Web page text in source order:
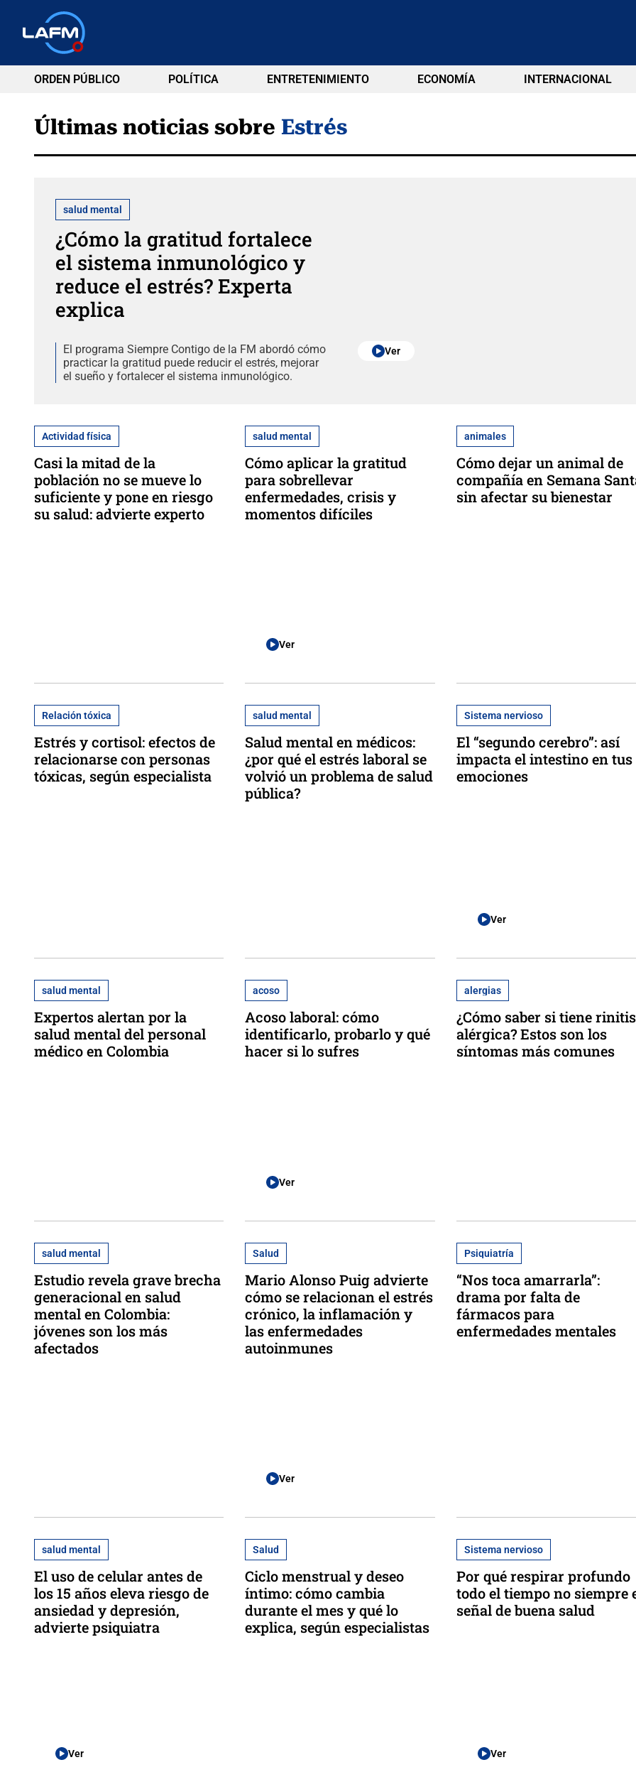
ORDEN PÚBLICO POLÍTICA ENTRETENIMIENTO ECONOMÍA INTERNACIONAL
Últimas noticias sobre Estrés
salud mental
¿Cómo la gratitud fortalece
el sistema inmunológico y
reduce el estrés? Experta
explica
El programa Siempre Contigo de la FM abordó cómo
practicar la gratitud puede reducir el estrés, mejorar
el sueño y fortalecer el sistema inmunológico.
Ver
Actividad física
Casi la mitad de la
población no se mueve lo
suficiente y pone en riesgo
su salud: advierte experto
salud mental
Cómo aplicar la gratitud
para sobrellevar
enfermedades, crisis y
momentos difíciles
Ver
animales
Cómo dejar un animal de
compañía en Semana
sin afectar su bienestar
Relación tóxica
Estrés y cortisol: efectos de
relacionarse con personas
tóxicas, según especialista
salud mental
Salud mental en médicos:
¿por qué el estrés laboral se
volvió un problema de salud
pública?
Sistema nervioso
El “segundo cerebro”: así
impacta el intestino en tus
emociones
Ver
salud mental
Expertos alertan por la
salud mental del personal
médico en Colombia
acoso
Acoso laboral: cómo
identificarlo, probarlo y qué
hacer si lo sufres
Ver
alergias
¿Cómo saber si tiene rinitis
alérgica? Estos son los
síntomas más comunes
salud mental
Estudio revela grave brecha
generacional en salud
mental en Colombia:
jóvenes son los más
afectados
Salud
Mario Alonso Puig advierte
cómo se relacionan el estrés
crónico, la inflamación y
las enfermedades
autoinmunes
Ver
Psiquiatría
“Nos toca amarrarla”:
drama por falta de
fármacos para
enfermedades mentales
salud mental
El uso de celular antes de
los 15 años eleva riesgo de
ansiedad y depresión,
advierte psiquiatra
Ver
Salud
Ciclo menstrual y deseo
íntimo: cómo cambia
durante el mes y qué lo
explica, según especialistas
Sistema nervioso
Por qué respirar profundo
todo el tiempo no siempre
señal de buena salud
Ver